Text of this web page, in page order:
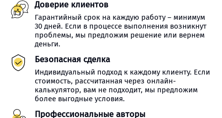
Доверие клиентов
Гарантийный срок на каждую работу – минимум
30 дней. Если в процессе выполнения возникнут
проблемы, мы предложим решение или вернем
деньги.
Безопасная сделка
Индивидуальный подход к каждому клиенту. Если
стоимость, рассчитанная через онлайн-
калькулятор, вам не подходит, мы предложим
более выгодные условия.
Профессиональные авторы